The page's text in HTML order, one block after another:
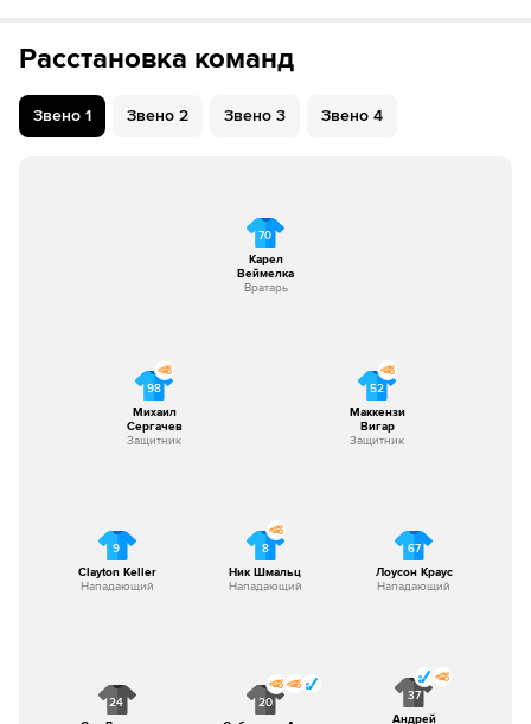
Расстановка команд
Звено 1 Звено 2 Звено 3 Звено 4
70
Карел
Веймелка
Вратарь
98
Михаил
Сергачев
Защитник
52
Маккензи
Вигар
Защитник
9
Clayton Keller
Нападающий
8
Ник Шмальц
Нападающий
67
Лоусон Краус
Нападающий
24
20
37
Андрей